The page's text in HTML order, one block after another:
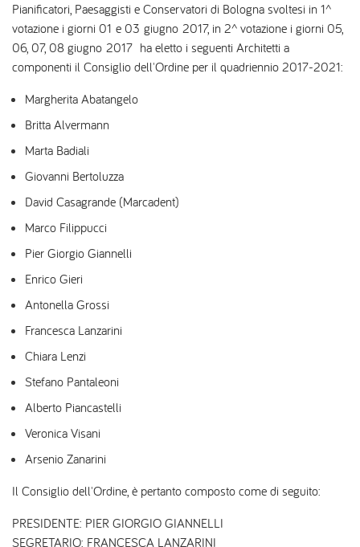
Pianificatori, Paesaggisti e Conservatori di Bologna svoltesi in 1^
votazione i giorni 01 e 03 giugno 2017, in 2^ votazione i giorni 05,
06, 07, 08 giugno 2017 ha eletto i seguenti Architetti a
componenti il Consiglio dell'Ordine per il quadriennio 2017-2021:
Margherita Abatangelo
Britta Alvermann
Marta Badiali
Giovanni Bertoluzza
David Casagrande (Marcadent)
Marco Filippucci
Pier Giorgio Giannelli
Enrico Gieri
Antonella Grossi
Francesca Lanzarini
Chiara Lenzi
Stefano Pantaleoni
Alberto Piancastelli
Veronica Visani
Arsenio Zanarini
Il Consiglio dell'Ordine, è pertanto composto come di seguito:
PRESIDENTE: PIER GIORGIO GIANNELLI
SEGRETARIO: FRANCESCA LANZARINI